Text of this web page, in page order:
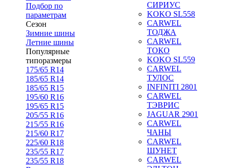
Подбор по
параметрам
Сезон
Зимние шины
Летние шины
Популярные
типоразмеры
175/65 R14
185/65 R14
185/65 R15
195/60 R16
195/65 R15
205/55 R16
215/55 R16
215/60 R17
225/60 R18
235/55 R17
235/55 R18
СИРИУС
KOKO SL558
CARWEL
ТОДЖА
CARWEL
ТОКО
KOKO SL559
CARWEL
ТУЛОС
INFINITI 2801
CARWEL
ТЭВРИС
JAGUAR 2901
CARWEL
ЧАНЫ
CARWEL
ШУНЕТ
CARWEL